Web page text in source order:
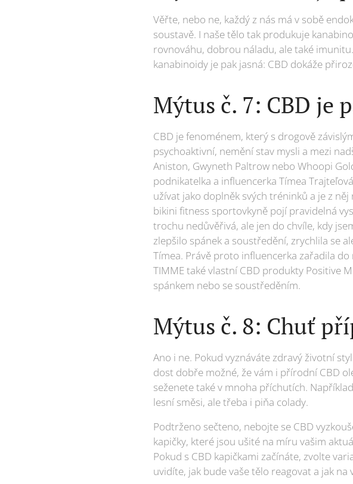
Věřte, nebo ne, každý z nás má v sobě
soustavě. I naše tělo tak produkuje
rovnováhu, dobrou náladu, ale také
kanabinoidy je pak jasná: CBD dokáže
Mýtus č. 7: CBD je
CBD je fenoménem, který s drogově
psychoaktivní, nemění stav mysli a mezi
Aniston, Gwyneth Paltrow nebo Whoopi
podnikatelka a influencerka Tímea
užívat jako doplněk svých tréninků a je z
bikini fitness sportovkyně pojí pravidelná
trochu nedůvěřivá, ale jen do chvíle, kdy
zlepšilo spánek a soustředění, zrychlila se
Tímea. Právě proto influencerka zařadila
TIMME také vlastní CBD produkty Positive
spánkem nebo se soustředěním.
Mýtus č. 8: Chuť
Ano i ne. Pokud vyznáváte zdravý životní
dost dobře možné, že vám i přírodní CBD
seženete také v mnoha příchutích.
lesní směsi, ale třeba i piňa colady.
Podtrženo sečteno, nebojte se CBD
kapičky, které jsou ušité na míru vašim
Pokud s CBD kapičkami začínáte, zvolte
uvidíte, jak bude vaše tělo reagovat a jak